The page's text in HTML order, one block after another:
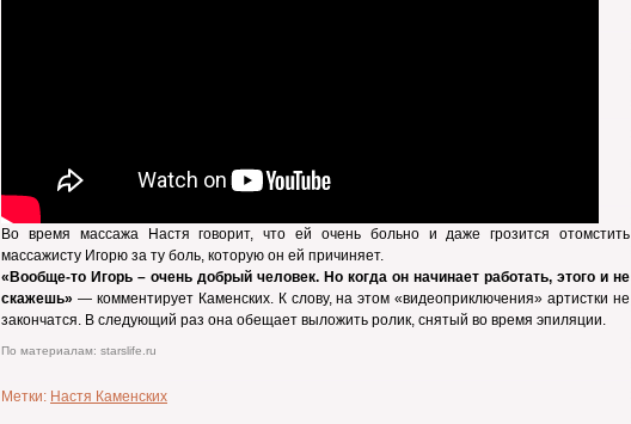
Во время массажа Настя говорит, что ей очень больно и даже грозится отомстить
массажисту Игорю за ту боль, которую он ей причиняет.
«Вообще-то Игорь – очень добрый человек. Но когда он начинает работать, этого и не
скажешь» — комментирует Каменских. К слову, на этом «видеоприключения» артистки не
закончатся. В следующий раз она обещает выложить ролик, снятый во время эпиляции.
По материалам: starslife.ru
Метки: Настя Каменских